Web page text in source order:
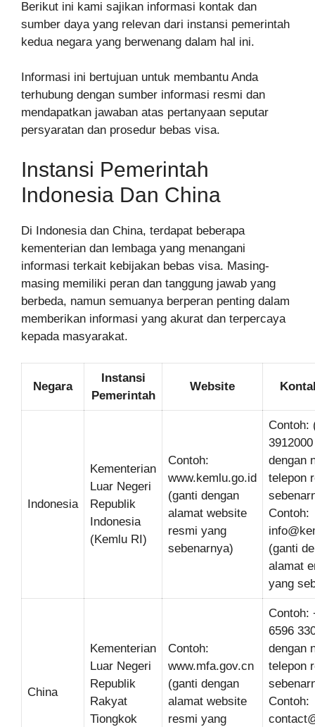
Berikut ini kami sajikan informasi kontak dan
sumber daya yang relevan dari instansi pemerintah
kedua negara yang berwenang dalam hal ini.
Informasi ini bertujuan untuk membantu Anda
terhubung dengan sumber informasi resmi dan
mendapatkan jawaban atas pertanyaan seputar
persyaratan dan prosedur bebas visa.
Instansi Pemerintah
Indonesia Dan China
Di Indonesia dan China, terdapat beberapa
kementerian dan lembaga yang menangani
informasi terkait kebijakan bebas visa. Masing-
masing memiliki peran dan tanggung jawab yang
berbeda, namun semuanya berperan penting dalam
memberikan informasi yang akurat dan terpercaya
kepada masyarakat.
Negara
Instansi
Pemerintah
Website
Indonesia
Kementerian
Luar Negeri
Republik
Indonesia
(Kemlu RI)
Contoh:
www.kemlu.go.id
(ganti dengan
alamat website
resmi yang
sebenarnya)
Contoh:
dengan
telepon
Contoh:
(ganti
alamat
yang
China
Kementerian
Luar Negeri
Republik
Rakyat
Tiongkok
Contoh:
www.mfa.gov.cn
(ganti dengan
alamat website
resmi yang
Contoh:
6596
dengan
telepon
Contoh: